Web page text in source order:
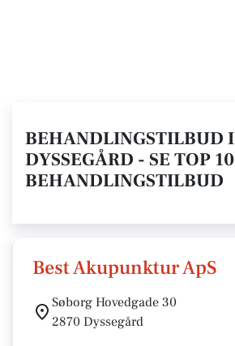
BEHANDLINGSTILBUD I
DYSSEGÅRD - SE TOP 10
BEHANDLINGSTILBUD
Best Akupunktur ApS
Søborg Hovedgade 30
2870 Dyssegård